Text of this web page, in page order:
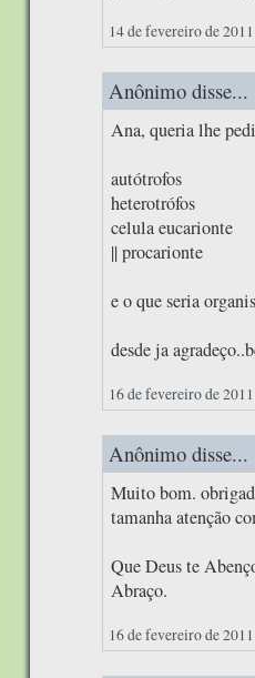
14 de fevereiro de
Anônimo disse...
Ana, queria lhe
autótrofos
heterotrófos
celula eucarionte
|| procarionte
e o que seria
desde ja
16 de fevereiro de
Anônimo disse...
Muito bom.
tamanha atenção
Que Deus te
Abraço.
16 de fevereiro de